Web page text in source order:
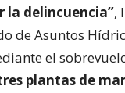
la delincuencia”,
de Asuntos
el
plantas de